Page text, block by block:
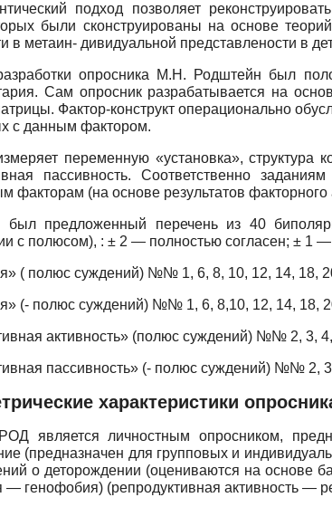
подход позволяет
были сконструированы на основе
в метаин- дивидуальной представлености в
опросника М.Н. Родштейн был
Сам опросник разрабатывается на
Фактор-конструкт операционально
с данным фактором.
переменную «установка»,
пассивность. Соответственно
факторам (на основе результатов
предложенный перечень из 40
с полюсом), : ± 2 — полностью согласен; ± 1 —
( полюс суждений) №№ 1, 6, 8, 10, 12, 14, 18,
(- полюс суждений) №№ 1, 6, 8,10, 12, 14, 18,
активность» (полюс суждений) №№ 2, 3,
пассивность» (- полюс суждений) №№ 2,
характеристики
является личностным опросником,
(предназначен для групповых и
о деторождении (оцениваются на основе
— генофобия) (репродуктивная активность —